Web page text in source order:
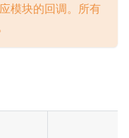
模块的回调。所有